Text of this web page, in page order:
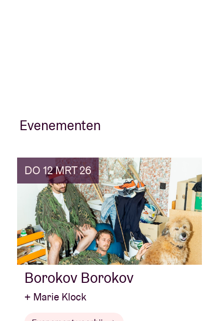
Evenementen
DO 12 MRT 26
Borokov Borokov
+ Marie Klock